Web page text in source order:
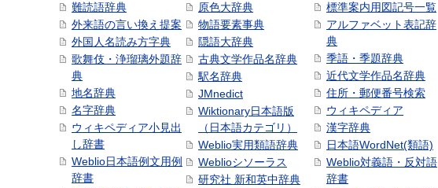
難読語辞典
外来語の言い換え提案
外国人名読み方字典
歌舞伎・浄瑠璃外題辞
典
地名辞典
名字辞典
ウィキペディア小見出
し辞書
Weblio日本語例文用例
辞書
原色大辞典
物語要素事典
隠語大辞典
古典文学作品名辞典
駅名辞典
JMnedict
Wiktionary日本語版
（日本語カテゴリ）
Weblio実用類語辞典
Weblioシソーラス
研究社 新和英中辞典
標準案内用図記号一覧
アルファベット表記辞
典
季語・季題辞典
近代文学作品名辞典
住所・郵便番号検索
ウィキペディア
漢字辞典
日本語WordNet(類語)
Weblio対義語・反対語
辞書